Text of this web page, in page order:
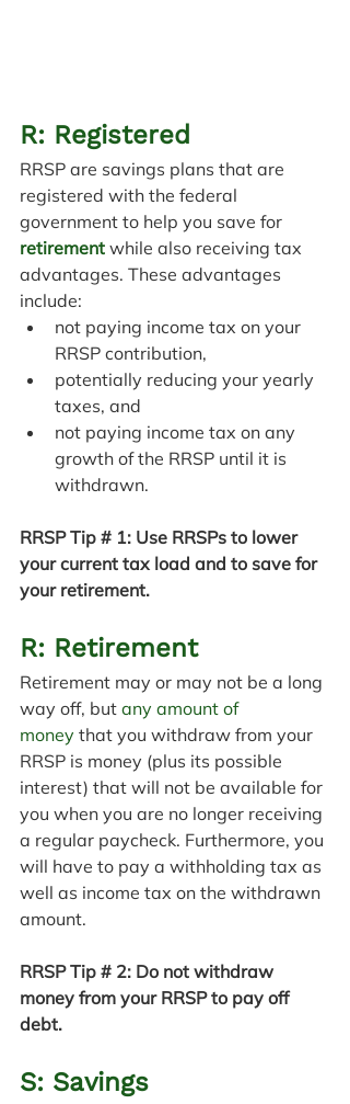
R: Registered
RRSP are savings plans that are
registered with the federal
government to help you save for
retirement while also receiving tax
advantages. These advantages
include:
not paying income tax on your
RRSP contribution,
potentially reducing your yearly
taxes, and
not paying income tax on any
growth of the RRSP until it is
withdrawn.
RRSP Tip # 1: Use RRSPs to lower
your current tax load and to save for
your retirement.
R: Retirement
Retirement may or may not be a long
way off, but any amount of
money that you withdraw from your
RRSP is money (plus its possible
interest) that will not be available for
you when you are no longer receiving
a regular paycheck. Furthermore, you
will have to pay a withholding tax as
well as income tax on the withdrawn
amount.
RRSP Tip # 2: Do not withdraw
money from your RRSP to pay off
debt.
S: Savings